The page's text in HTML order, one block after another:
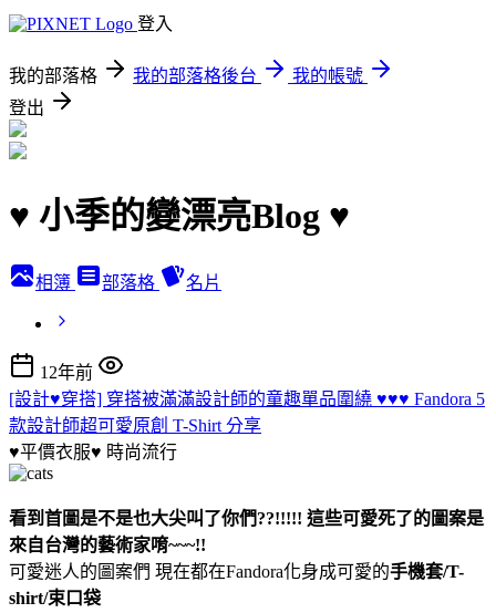
登入
我的部落格 我的部落格後台
我的帳號
登出
♥ 小季的變漂亮Blog ♥
相簿 部落格 名片
12年前
[設計♥穿搭] 穿搭被滿滿設計師的童趣單品圍繞 ♥♥♥ Fandora 5
款設計師超可愛原創 T-Shirt 分享
♥平價衣服♥ 時尚流行
看到首圖是不是也大尖叫了你們??!!!!! 這些可愛死了的圖案是
來自台灣的藝術家唷~~~!!
可愛迷人的圖案們 現在都在Fandora化身成可愛的手機套/T-
shirt/束口袋